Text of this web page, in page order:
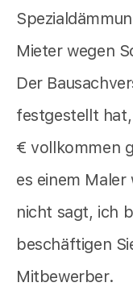
Mieter wegen
Der
festgestellt
€ vollkommen
es einem
nicht sagt, ich
beschäftigen
Mitbewerber.